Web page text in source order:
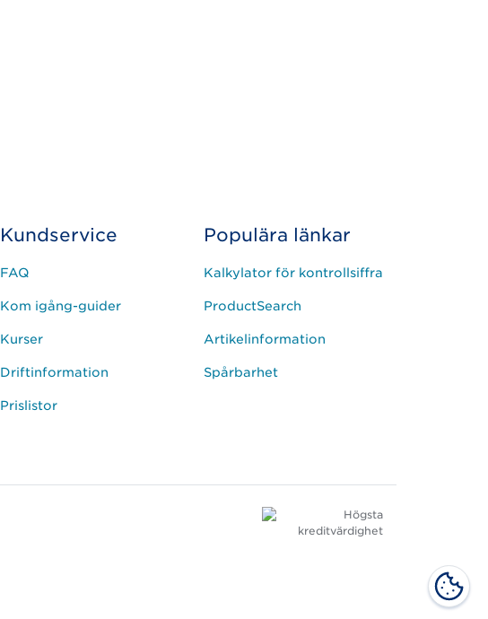
Kundservice
FAQ
Kom igång-guider
Kurser
Driftinformation
Prislistor
Populära länkar
Kalkylator för kontrollsiffra
ProductSearch
Artikelinformation
Spårbarhet